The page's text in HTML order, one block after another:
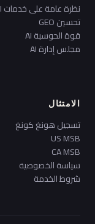
نظرة عامة على خدمات AI
تحسين GEO
قوة الحوسبة AI
مجلس إدارة AI
الامتثال
تسجيل هونغ كونغ
US MSB
CA MSB
سياسة الخصوصية
شروط الخدمة